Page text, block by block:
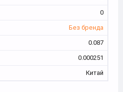
0
Без бренда
0.087
0.000251
Китай